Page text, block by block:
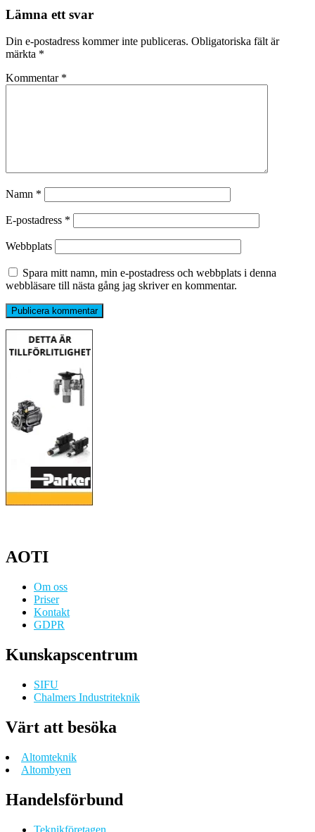
Lämna ett svar
Din e-postadress kommer inte publiceras. Obligatoriska fält är
märkta *
Kommentar *
Namn *
E-postadress *
Webbplats
Spara mitt namn, min e-postadress och webbplats i denna
webbläsare till nästa gång jag skriver en kommentar.
AOTI
Om oss
Priser
Kontakt
GDPR
Kunskapscentrum
SIFU
Chalmers Industriteknik
Värt att besöka
Altomteknik
Altombyen
Handelsförbund
Teknikföretagen